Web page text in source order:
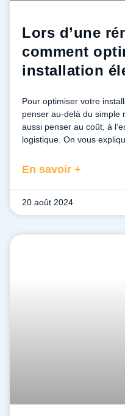
Lors d’une
comment
installation
Pour optimiser votre
penser au-delà du simple
aussi penser au coût, à
logistique. On vous
En savoir +
20 août 2024